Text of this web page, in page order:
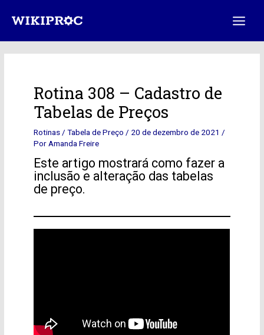
para
Rotina 308 – Cadastro de
Tabelas de Preços
Rotinas /Tabela de Preço / 20 de dezembro de 2021 /
Por Amanda Freire
Este artigo mostrará como fazer a
inclusão e alteração das tabelas
de preço.
navigation